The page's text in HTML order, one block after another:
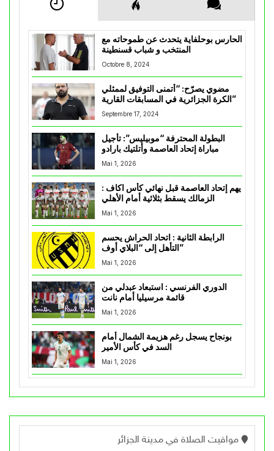
الحارس بوحلفاية يتحدث عن طموحاته مع
المنتخب و شباب قسنطينة
Octobre 8, 2024
مضوي يصرّح: “أتمنى التوفيق لممثلي
الكرة الجزائرية في المسابقات القارية”
Septembre 17, 2024
البطولة المحترفة “موبيليس”: تأجيل
مباراة إتحاد العاصمة وأتلتيك بارادو
Mai 1, 2026
يهم إتحاد العاصمة قبل نهائي كأس اكاف :
Mai 1, 2026
الرابطة الثانية : اتحاد الحراش يحسم
التأهل إلى “البلاي أوف”
Mai 1, 2026
الدوري الفرنسي : استبعاد عبدلي من
قائمة مرسيليا أمام نانت
Mai 1, 2026
بونجاح يسجل رغم هزيمة الشمال أمام
السد في كأس الأمير
Mai 1, 2026